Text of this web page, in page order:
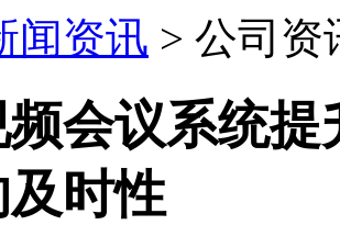
闻资讯 > 公司资
会议系统
时性